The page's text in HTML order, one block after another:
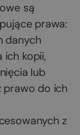
są
prawa:
danych
ich kopii,
lub
prawo do ich
z